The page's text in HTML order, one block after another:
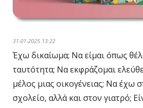
31-01-2025 13:22
Έχω δικαίωμα; Να είμαι όπως
ταυτότητα; Να εκφράζομαι
μέλος μιας οικογένειας; Να έχω
σχολείο, αλλά και στον γιατρό;